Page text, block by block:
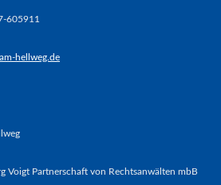
605911
hellweg.de
Voigt Partnerschaft von Rechtsanwälten mbB